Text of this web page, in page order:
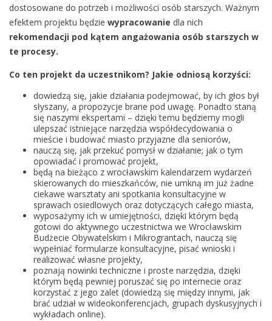
dostosowane do potrzeb i możliwości osób starszych. Ważnym
efektem projektu będzie wypracowanie dla nich
rekomendacji pod kątem angażowania osób starszych w
te procesy.
Co ten projekt da uczestnikom? Jakie odniosą korzyści:
dowiedzą się, jakie działania podejmować, by ich głos był
słyszany, a propozycje brane pod uwagę. Ponadto staną
się naszymi ekspertami – dzięki temu będziemy mogli
ulepszać istniejące narzędzia współdecydowania o
mieście i budować miasto przyjazne dla seniorów,
nauczą się, jak przekuć pomysł w działanie; jak o tym
opowiadać i promować projekt,
będą na bieżąco z wrocławskim kalendarzem wydarzeń
skierowanych do mieszkańców, nie umkną im już żadne
ciekawe warsztaty ani spotkania konsultacyjne w
sprawach osiedlowych oraz dotyczących całego miasta,
wyposażymy ich w umiejętności, dzięki którym będą
gotowi do aktywnego uczestnictwa we Wrocławskim
Budżecie Obywatelskim i Mikrograntach, nauczą się
wypełniać formularze konsultacyjne, pisać wnioski i
realizować własne projekty,
poznają nowinki techniczne i proste narzędzia, dzięki
którym będą pewniej poruszać się po internecie oraz
korzystać z jego zalet (dowiedzą się między innymi, jak
brać udział w wideokonferencjach, grupach dyskusyjnych i
wykładach online).